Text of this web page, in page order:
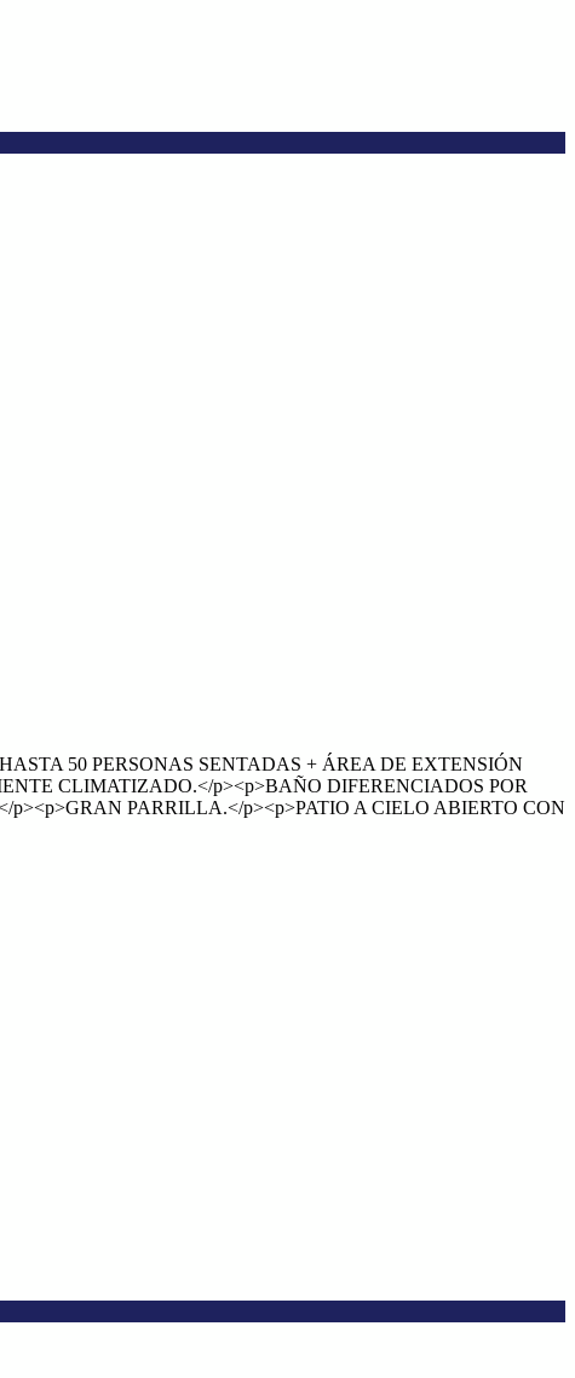
50 PERSONAS SENTADAS + ÁREA DE EXTENSIÓN
CLIMATIZADO.</p><p>BAÑO DIFERENCIADOS POR
PARRILLA.</p><p>PATIO A CIELO ABIERTO CON